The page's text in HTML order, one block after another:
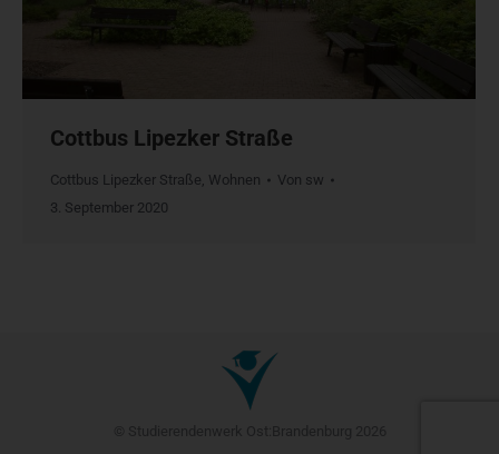
Cottbus Lipezker Straße
Cottbus Lipezker Straße, Wohnen Von sw
3. September 2020